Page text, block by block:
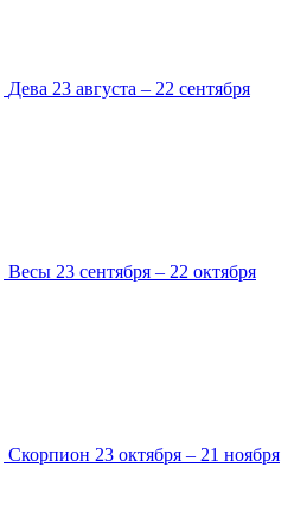
Дева 23 августа – 22 сентября
Весы 23 сентября – 22 октября
Скорпион 23 октября – 21 ноября